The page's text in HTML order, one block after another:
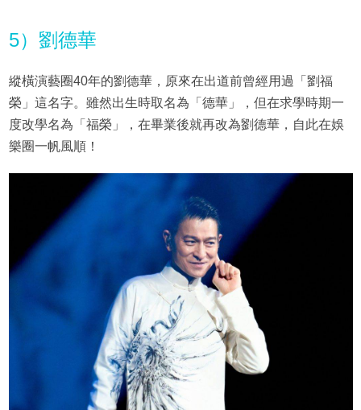
5）劉德華
縱橫演藝圈40年的劉德華，原來在出道前曾經用過「劉福
榮」這名字。雖然出生時取名為「德華」，但在求學時期一
度改學名為「福榮」，在畢業後就再改為劉德華，自此在娛
樂圈一帆風順！